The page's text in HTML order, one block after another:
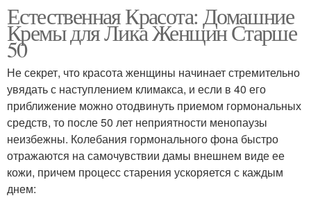
Естественная Красота: Домашние
Кремы для Лика Женщин Старше
50
Не секрет, что красота женщины начинает стремительно
увядать с наступлением климакса, и если в 40 его
приближение можно отодвинуть приемом гормональных
средств, то после 50 лет неприятности менопаузы
неизбежны. Колебания гормонального фона быстро
отражаются на самочувствии дамы внешнем виде ее
кожи, причем процесс старения ускоряется с каждым
днем: